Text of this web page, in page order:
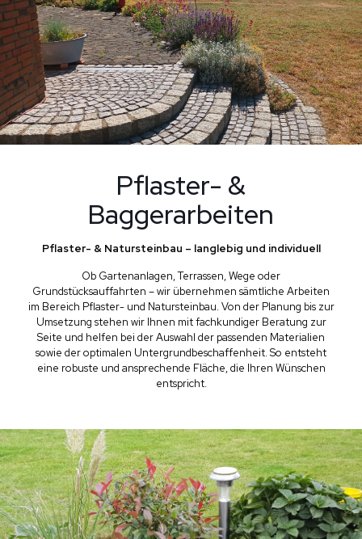
Pflaster- &
Baggerarbeiten
Pflaster- & Natursteinbau – langlebig und individuell
Ob Gartenanlagen, Terrassen, Wege oder
Grundstücksauffahrten – wir übernehmen sämtliche Arbeiten
im Bereich Pflaster- und Natursteinbau. Von der Planung bis zur
Umsetzung stehen wir Ihnen mit fachkundiger Beratung zur
Seite und helfen bei der Auswahl der passenden Materialien
sowie der optimalen Untergrundbeschaffenheit. So entsteht
eine robuste und ansprechende Fläche, die Ihren Wünschen
entspricht.